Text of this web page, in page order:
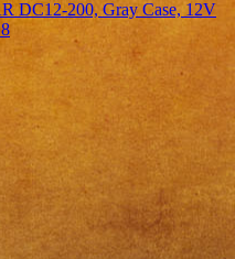
DC12-200, Gray Case, 12V